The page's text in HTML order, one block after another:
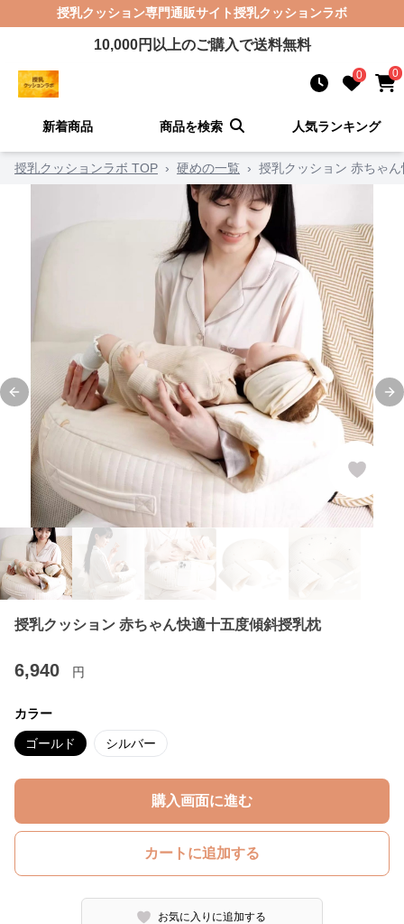
授乳クッション専門通販サイト授乳クッションラボ
10,000円以上のご購入で送料無料
0 0
新着商品 商品を検索 人気ランキング
授乳クッションラボ TOP › 硬めの一覧 › 授乳クッション 赤ちゃ
Previous slide
授乳クッション 赤ちゃん快適十五度傾斜授乳枕
6,940 円
カラー
ゴールド シルバー
購入画面に進む
カートに追加する
お気に入りに追加する